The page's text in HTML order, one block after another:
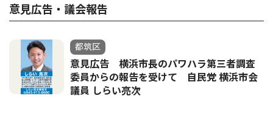
意見広告・議会報告
都筑区
意見広告 横浜市長のパワハラ第三者調査
委員からの報告を受けて 自民党 横浜市会
議員 しらい亮次